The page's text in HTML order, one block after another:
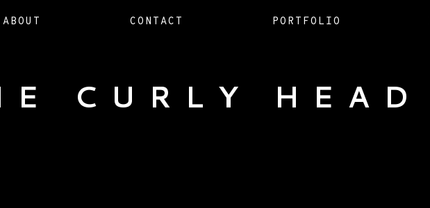
ABOUT CONTACT PORTFOLIO
CURLY HEAD